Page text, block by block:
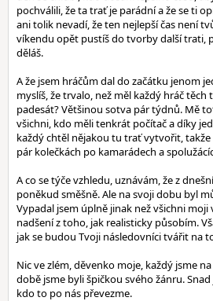
pochválili, že ta trať je parádní a že se ti
ani tolik nevadí, že ten nejlepší čas není
víkendu opět pustíš do tvorby další trati,
děláš.
A že jsem hráčům dal do začátku jenom
myslíš, že trvalo, než měl každý hráč
padesát? Většinou sotva pár týdnů. Mě
všichni, kdo měli tenkrát počítač a díky
každý chtěl nějakou tu trať vytvořit,
pár kolečkách po kamarádech a
A co se týče vzhledu, uznávám, že z
poněkud směšně. Ale na svoji dobu byl
Vypadal jsem úplně jinak než všichni
nadšení z toho, jak realisticky působím.
jak se budou Tvoji následovníci tvářit na
Nic ve zlém, děvenko moje, každý jsme
době jsme byli špičkou svého žánru.
kdo to po nás převezme.